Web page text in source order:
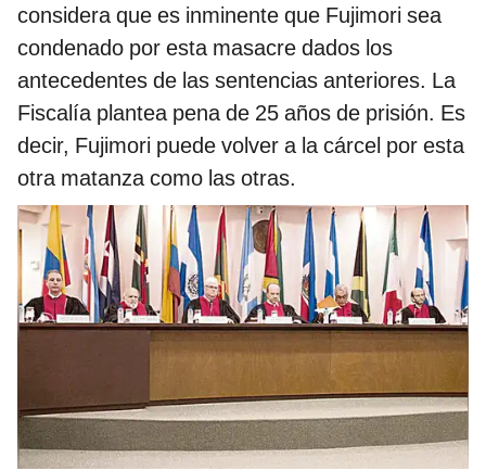
considera que es inminente que Fujimori sea
condenado por esta masacre dados los
antecedentes de las sentencias anteriores. La
Fiscalía plantea pena de 25 años de prisión. Es
decir, Fujimori puede volver a la cárcel por esta
otra matanza como las otras.